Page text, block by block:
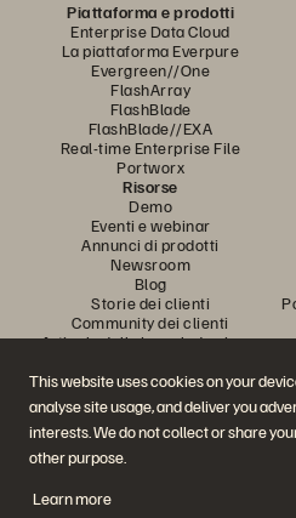
This website uses cookies on your
analyse site usage, and deliver you
interests. We do not collect or share
other purpose.
Learn more
Piattaforma e prodotti
Enterprise Data Cloud
La piattaforma Everpure
Evergreen//One
FlashArray
FlashBlade
FlashBlade//EXA
Real-time Enterprise File
Portworx
Risorse
Demo
Eventi e webinar
Annunci di prodotti
Newsroom
Blog
Storie dei clienti
Community dei clienti
Articolo della knowledge base
Partecipa alla
Segui tutti i canali social